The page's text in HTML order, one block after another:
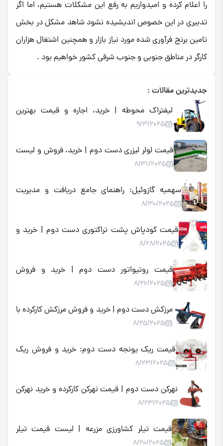
را اعلام کرده و امیدواریم به رفع این مشکلات هستیم، اما اگر
تدبیری در این خصوص اندیشیده نشود شاهد مشکل در بخش
تامین برنج فرآوری شده مورد نیاز بازار و همچنین اشتغال هزاران
کارگر در مناطق جنوبی و جنوب شرقی کشور خواهیم بود .
جدیدترین مقالات :
لیفتراک محوطه | خرید، اجاره و قیمت بهترین
لیفتراک فضای باز و صنعتی
9/3/2025
قیمت لولر لیزری دست دوم | خرید، فروش و لیست
قیمت لولر لیزری کارکرده
8/31/2025
سهمیه گازوئیل: راهنمای جامع دریافت و مدیریت
سوخت یارانه‌ای کشاورزی برای تراکتورها و ماشین‌آلات
8/30/2025
قیمت کودپاش پشت تراکتوری دست دوم | خرید و
فروش کودپاش کارکرده با بهترین قیمت
8/28/2025
قیمت روتیواتور دست دوم | خرید و فروش
روتیواتور کارکرده ارزان در بازار
8/26/2025
مرزکش دست دوم | خرید و فروش مرزکش کارکرده با
بهترین قیمت در بازار
8/25/2025
قیمت ریک یونجه دست دوم: خرید و فروش ریک
یونجه کارکرده با کیفیت و ارزان
8/23/2025
نهرکن دست دوم | قیمت نهرکن کارکرده و خرید نهرکن
تراکتوری دست دوم با بهترین شرایط
8/23/2025
قیمت تیلر کشاورزی مزرعه | لیست قیمت تیلر
8/20/2025